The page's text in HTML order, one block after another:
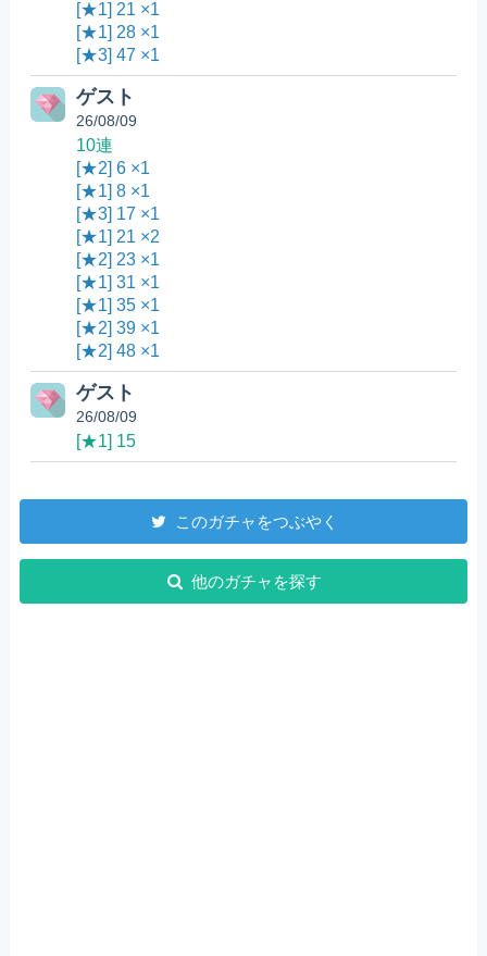
[★1] 21 ×1
[★1] 28 ×1
[★3] 47 ×1
ゲスト
26/08/09
10連
[★2] 6 ×1
[★1] 8 ×1
[★3] 17 ×1
[★1] 21 ×2
[★2] 23 ×1
[★1] 31 ×1
[★1] 35 ×1
[★2] 39 ×1
[★2] 48 ×1
ゲスト
26/08/09
[★1] 15
このガチャをつぶやく
他のガチャを探す